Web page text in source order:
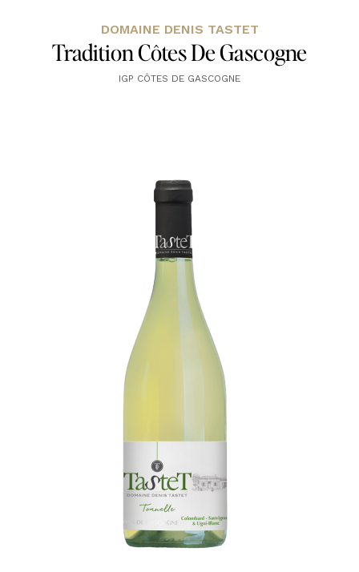
DOMAINE DENIS TASTET
Tradition Côtes De Gascogne
IGP CÔTES DE GASCOGNE